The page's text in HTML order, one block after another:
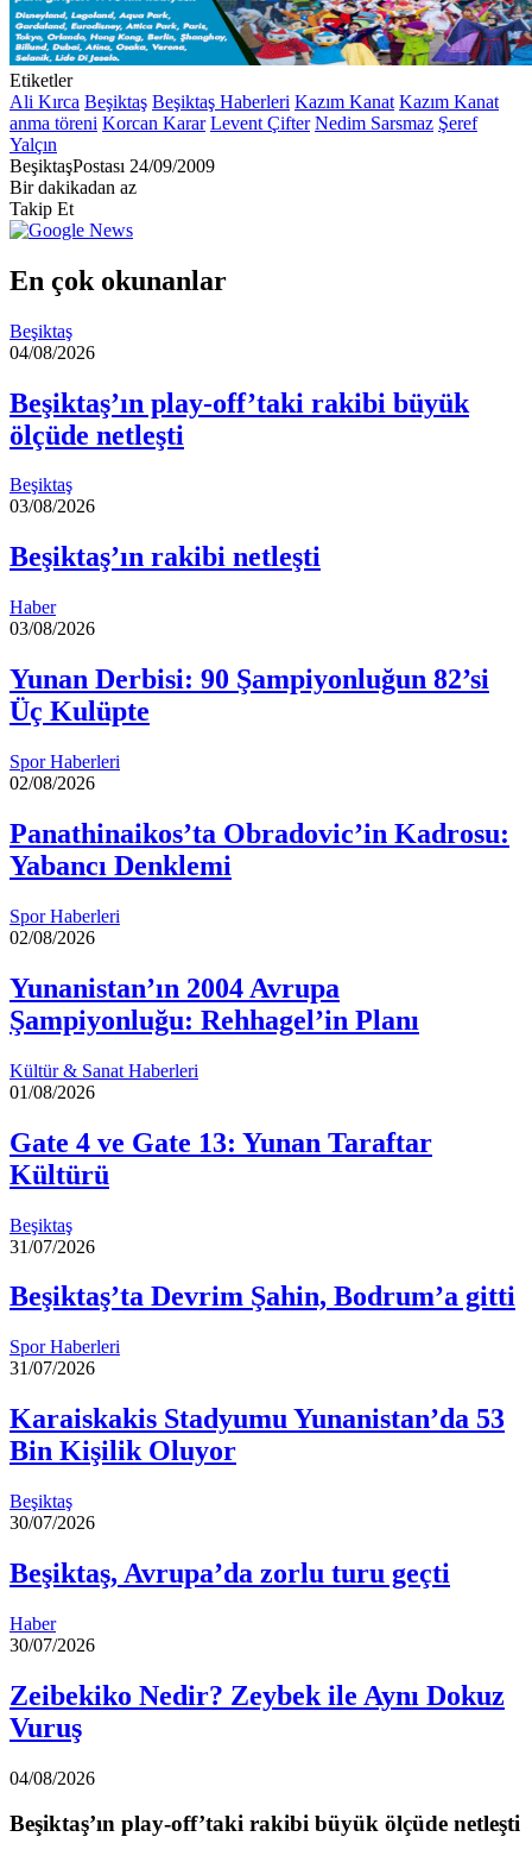
Etiketler
Ali Kırca Beşiktaş Beşiktaş Haberleri Kazım Kanat Kazım Kanat
anma töreni Korcan Karar Levent Çifter Nedim Sarsmaz Şeref
Yalçın
BeşiktaşPostası Bir
e-
göndermek
24/09/2009
Bir dakikadan az
Takip Et
En çok okunanlar
Beşiktaş
04/08/2026
Beşiktaş’ın play-off’taki rakibi büyük
ölçüde netleşti
Beşiktaş
03/08/2026
Beşiktaş’ın rakibi netleşti
Haber
03/08/2026
Yunan Derbisi: 90 Şampiyonluğun 82’si
Üç Kulüpte
Spor Haberleri
02/08/2026
Panathinaikos’ta Obradovic’in Kadrosu:
Yabancı Denklemi
Spor Haberleri
02/08/2026
Yunanistan’ın 2004 Avrupa
Şampiyonluğu: Rehhagel’in Planı
Kültür & Sanat Haberleri
01/08/2026
Gate 4 ve Gate 13: Yunan Taraftar
Kültürü
Beşiktaş
31/07/2026
Beşiktaş’ta Devrim Şahin, Bodrum’a gitti
Spor Haberleri
31/07/2026
Karaiskakis Stadyumu Yunanistan’da 53
Bin Kişilik Oluyor
Beşiktaş
30/07/2026
Beşiktaş, Avrupa’da zorlu turu geçti
Haber
30/07/2026
Zeibekiko Nedir? Zeybek ile Aynı Dokuz
Vuruş
04/08/2026
Beşiktaş’ın play-off’taki rakibi büyük ölçüde netleşti